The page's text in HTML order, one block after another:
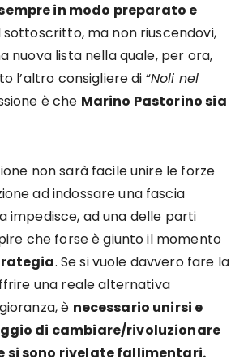
in modo preparato e
sottoscritto, ma non riuscendovi,
nuova lista nella quale, per ora,
l’altro consigliere di “Noli nel
è che Marino Pastorino sia
non sarà facile unire le forze
ad indossare una fascia
impedisce, ad una delle parti
che forse è giunto il momento
. Se si vuole davvero fare la
una reale alternativa
è necessario unirsi e
di cambiare/rivoluzionare
si sono rivelate fallimentari.